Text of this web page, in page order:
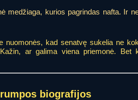
medžiaga, kurios pagrindas nafta. Ir
nuomonės, kad senatvę sukelia ne
ar galima viena priemonė. Bet
biografijos